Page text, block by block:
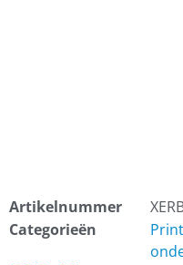
Artikelnummer
Categorieën